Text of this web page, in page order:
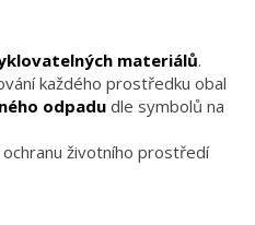
materiálů.
každého prostředku obal
odpadu dle symbolů na
životního prostředí